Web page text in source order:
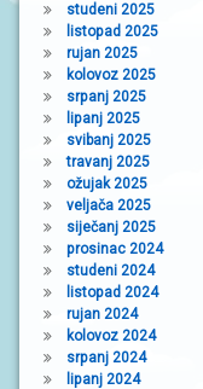
studeni 2025
listopad 2025
rujan 2025
kolovoz 2025
srpanj 2025
lipanj 2025
svibanj 2025
travanj 2025
ožujak 2025
veljača 2025
siječanj 2025
prosinac 2024
studeni 2024
listopad 2024
rujan 2024
kolovoz 2024
srpanj 2024
lipanj 2024